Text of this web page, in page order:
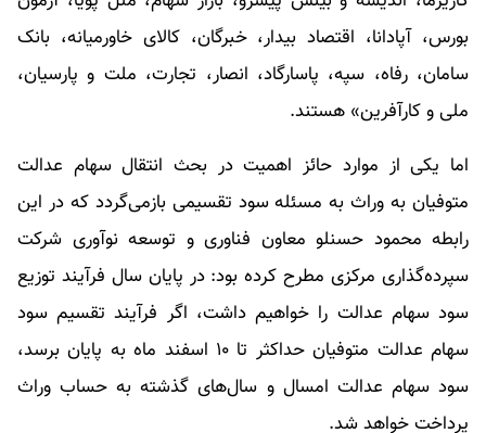
بورس، آپادانا، اقتصاد بیدار، خبرگان، کالای خاورمیانه، بانک
سامان، رفاه، سپه، پاسارگاد، انصار، تجارت، ملت و پارسیان،
ملی و کارآفرین» هستند.
اما یکی از موارد حائز اهمیت در بحث انتقال سهام عدالت
متوفیان به وراث به مسئله سود تقسیمی بازمی‌گردد که در این
رابطه محمود حسنلو معاون فناوری و توسعه نوآوری شرکت
سپرده‌گذاری مرکزی مطرح کرده بود: در پایان سال فرآیند توزیع
سود سهام عدالت را خواهیم داشت، اگر فرآیند تقسیم سود
سهام عدالت متوفیان حداکثر تا ۱۰ اسفند ماه به پایان برسد،
سود سهام عدالت امسال و سال‌های گذشته به حساب وراث
پرداخت خواهد شد.